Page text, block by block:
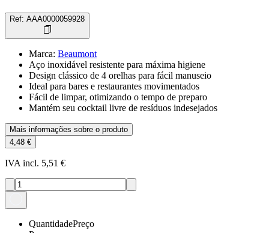
Ref: AAA0000059928
Marca: Beaumont
Aço inoxidável resistente para máxima higiene
Design clássico de 4 orelhas para fácil manuseio
Ideal para bares e restaurantes movimentados
Fácil de limpar, otimizando o tempo de preparo
Mantém seu cocktail livre de resíduos indesejados
Mais informações sobre o produto
4,48 €
IVA incl. 5,51 €
QuantidadePreço